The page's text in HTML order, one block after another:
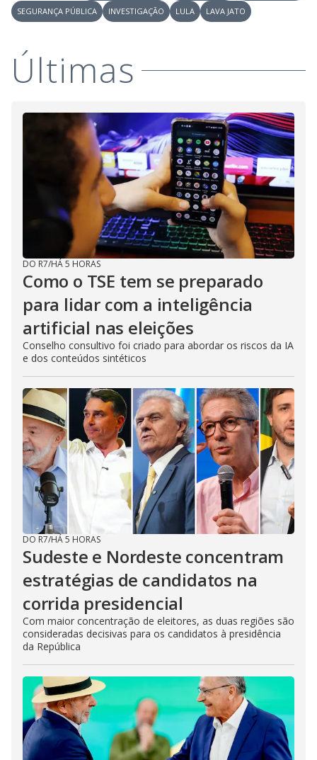
SEGURANÇA PÚBLICA
INVESTIGAÇÃO LULA LAVA JATO
Últimas
DO R7/HÁ 5 HORAS
Como o TSE tem se preparado
para lidar com a inteligência
artificial nas eleições
Conselho consultivo foi criado para abordar os riscos da IA
e dos conteúdos sintéticos
DO R7/HÁ 5 HORAS
Sudeste e Nordeste concentram
estratégias de candidatos na
corrida presidencial
Com maior concentração de eleitores, as duas regiões são
consideradas decisivas para os candidatos à presidência
da República